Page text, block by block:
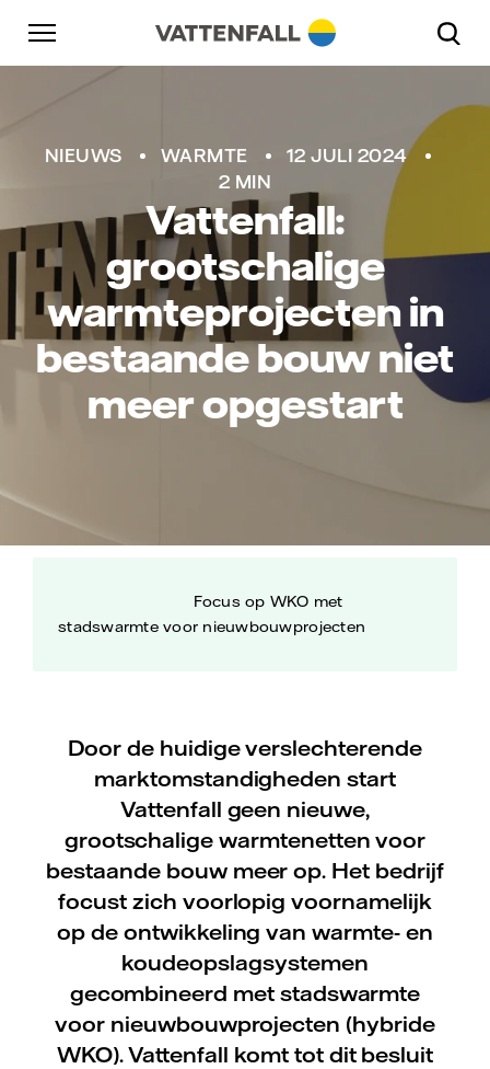
Naar content
Naar hoofdnavigatie
Ga naar footer
NIEUWS WARMTE
12 JULI 2024
2 MIN
Vattenfall:
grootschalige
warmteprojecten in
bestaande bouw niet
meer opgestart
Focus op WKO met
stadswarmte voor nieuwbouwprojecten
Door de huidige verslechterende
marktomstandigheden start
Vattenfall geen nieuwe,
grootschalige warmtenetten voor
bestaande bouw meer op. Het bedrijf
focust zich voorlopig voornamelijk
op de ontwikkeling van warmte- en
koudeopslagsystemen
gecombineerd met stadswarmte
voor nieuwbouwprojecten (hybride
WKO). Vattenfall komt tot dit besluit
Naar hoofdnavigatie